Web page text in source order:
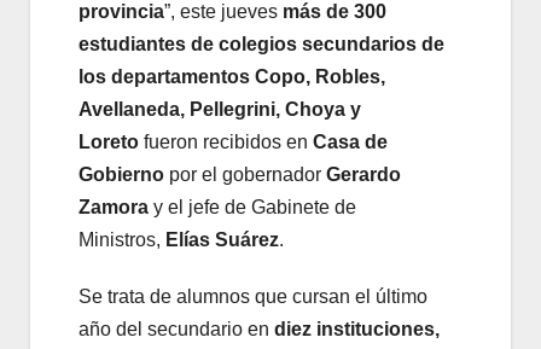
provincia”, este jueves más de 300
estudiantes de colegios secundarios de
los departamentos Copo, Robles,
Avellaneda, Pellegrini, Choya y
Loreto fueron recibidos en Casa de
Gobierno por el gobernador Gerardo
Zamora y el jefe de Gabinete de
Ministros, Elías Suárez.
Se trata de alumnos que cursan el último
año del secundario en diez instituciones,